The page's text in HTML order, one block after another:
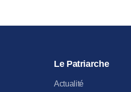
Le Patriarche
Actualité